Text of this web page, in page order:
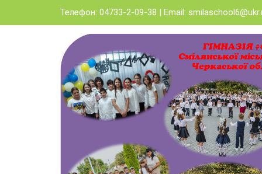
to
Телефон: 04733-2-09-38 | Email: